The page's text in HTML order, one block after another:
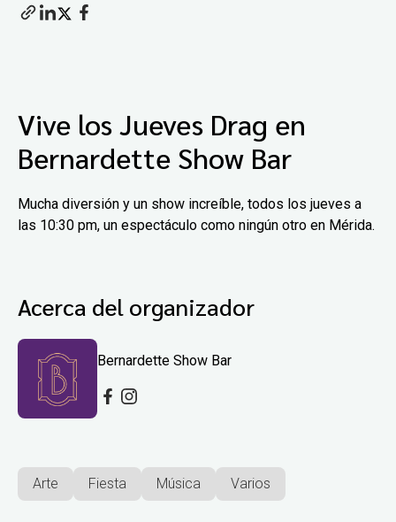
Vive los Jueves Drag en
Bernardette Show Bar
Mucha diversión y un show increíble, todos los jueves a
las 10:30 pm, un espectáculo como ningún otro en Mérida.
Acerca del organizador
Bernardette Show Bar
Arte Fiesta Música Varios